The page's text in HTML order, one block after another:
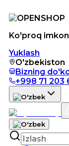
Ko'proq
Yuklash
O'zbekiston
Bizning
+998 71 203